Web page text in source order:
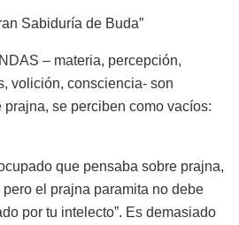
Sabiduría de Buda”
– materia, percepción,
volición, consciencia- son
se perciben como vacíos:
que pensaba sobre prajna,
el prajna paramita no debe
por tu intelecto”. Es demasiado